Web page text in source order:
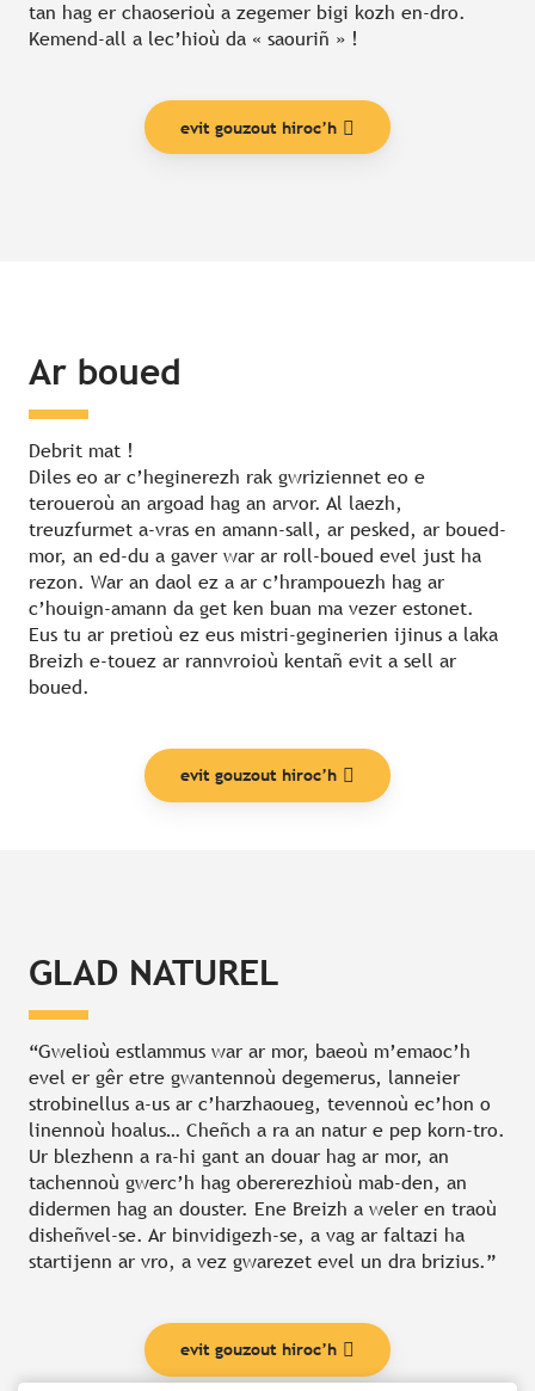
tan hag er chaoserioù a zegemer bigi kozh en-dro.
Kemend-all a lec’hioù da « saouriñ » !
evit gouzout hiroc’h
Ar boued
Debrit mat !
Diles eo ar c’heginerezh rak gwriziennet eo e
teroueroù an argoad hag an arvor. Al laezh,
treuzfurmet a-vras en amann-sall, ar pesked, ar boued-
mor, an ed-du a gaver war ar roll-boued evel just ha
rezon. War an daol ez a ar c’hrampouezh hag ar
c’houign-amann da get ken buan ma vezer estonet.
Eus tu ar pretioù ez eus mistri-geginerien ijinus a laka
Breizh e-touez ar rannvroioù kentañ evit a sell ar
boued.
evit gouzout hiroc’h
GLAD NATUREL
“Gwelioù estlammus war ar mor, baeoù m’emaoc’h
evel er gêr etre gwantennoù degemerus, lanneier
strobinellus a-us ar c’harzhaoueg, tevennoù ec’hon o
linennoù hoalus… Cheñch a ra an natur e pep korn-tro.
Ur blezhenn a ra-hi gant an douar hag ar mor, an
tachennoù gwerc’h hag obererezhioù mab-den, an
didermen hag an douster. Ene Breizh a weler en traoù
disheñvel-se. Ar binvidigezh-se, a vag ar faltazi ha
startijenn ar vro, a vez gwarezet evel un dra brizius.”
evit gouzout hiroc’h